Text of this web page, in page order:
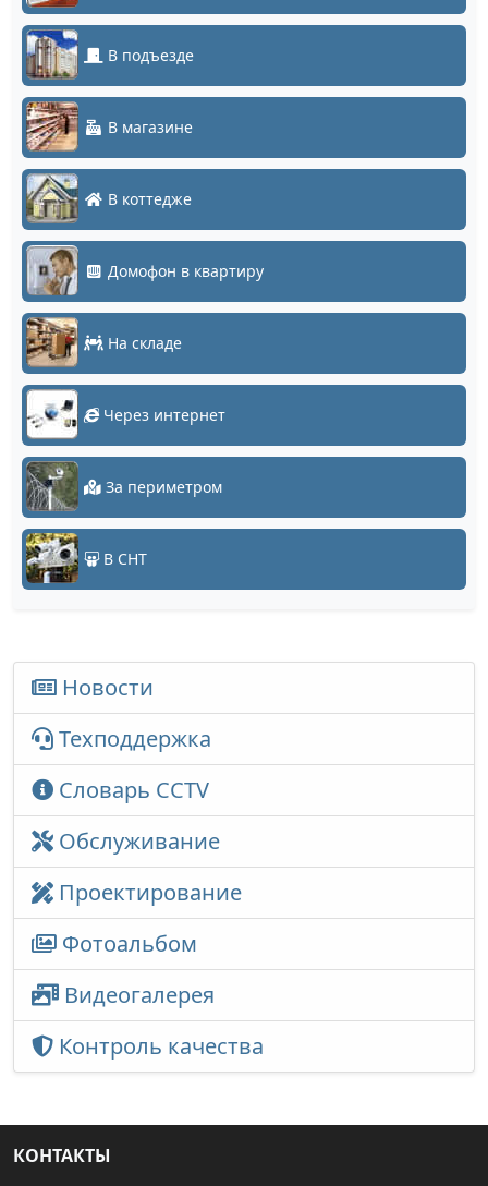
В подъезде
В магазине
В коттедже
Домофон в квартиру
На складе
Через интернет
За периметром
В СНТ
Новости
Техподдержка
Словарь CCTV
Обслуживание
Проектирование
Фотоальбом
Видеогалерея
Контроль качества
КОНТАКТЫ